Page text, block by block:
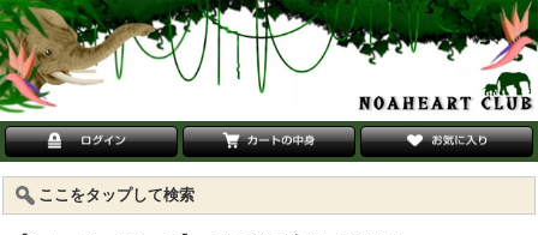
ここをタップして検索